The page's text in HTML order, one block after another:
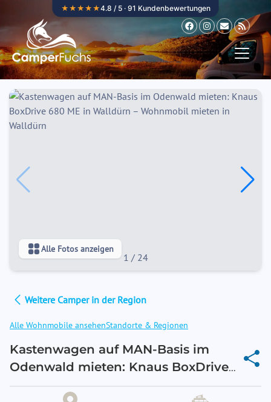
Zum Inhalt springen
1 / 24
Alle Fotos anzeigen
Weitere Camper in der Region
Alle Wohnmobile ansehenStandorte & Regionen
Kastenwagen auf MAN-Basis im
Odenwald mieten: Knaus BoxDrive
★★★★★4.8 / 5 · 91 Kundenbewertungen